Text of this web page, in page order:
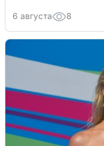
6 августа 8